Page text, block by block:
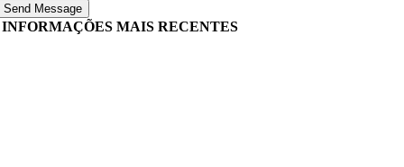
Send Message
INFORMAÇÕES MAIS RECENTES